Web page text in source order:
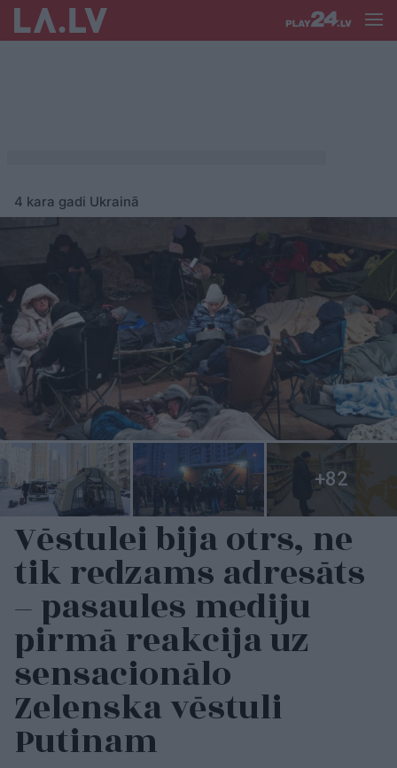
4 kara gadi Ukrainā
Vēstulei bija otrs, ne
tik redzams adresāts
– pasaules mediju
pirmā reakcija uz
sensacionālo
Zelenska vēstuli
Putinam